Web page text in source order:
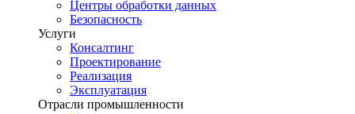
Центры обработки данных
Безопасность
Услуги
Консалтинг
Проектирование
Реализация
Эксплуатация
Отрасли промышленности